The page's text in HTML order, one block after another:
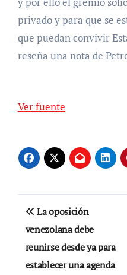
privado y para que se
que puedan convivir
reseña una nota de
Ver fuente
Navegación
de
entradas
La oposición
venezolana debe
reunirse desde ya para
establecer una agenda